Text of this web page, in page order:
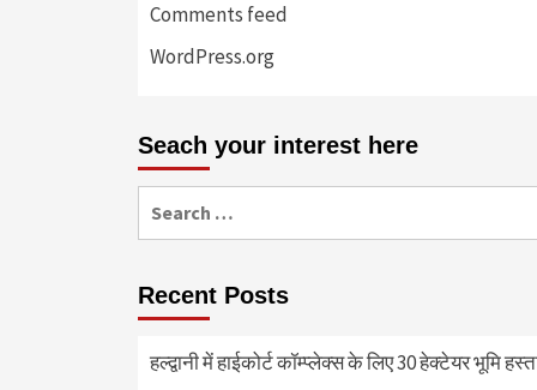
Comments feed
WordPress.org
Seach your interest here
Recent Posts
हल्द्वानी में हाईकोर्ट कॉम्प्लेक्स के लिए 30 हेक्टेयर भूमि